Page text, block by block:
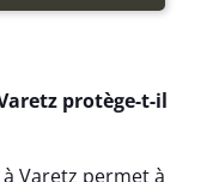
protège-t-il
Varetz permet à